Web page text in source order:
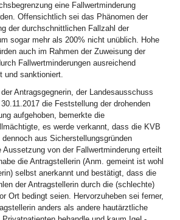
eine Fallwertminderung
Offensichtlich sei das Phänomen der
der durchschnittlichen Fallzahl der
sogar mehr als 200% nicht unüblich. Hohe
auch im Rahmen der Zuweisung der
Fallwertminderungen ausreichend
und sanktioniert.
Antragsgegnerin, der Landesausschuss
die Feststellung der drohenden
aufgehoben, bemerkte die
es werde verkannt, dass die KVB
aus Sicherstellungsgründen
Aussetzung von der Fallwertminderung erteilt
die Antragstellerin (Anm. gemeint ist wohl
selbst anerkannt und bestätigt, dass die
der Antragstellerin durch die (schlechte)
Ort bedingt seien. Hervorzuheben sei ferner,
anders als andere hautärztliche